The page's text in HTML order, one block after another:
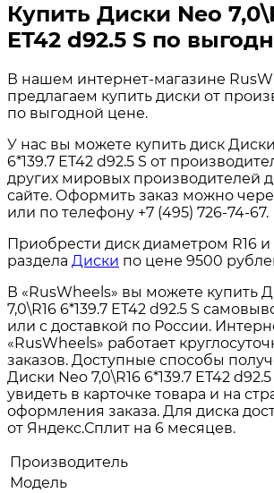
Купить Диски Neo
ET42 d92.5 S по
В нашем интернет-магазине
предлагаем купить диски от
по выгодной цене.
У нас вы можете купить диск
6*139.7 ET42 d92.5 S от
других мировых производителей
сайте. Оформить заказ можно
или по телефону +7 (495) 726-74-67.
Приобрести диск диаметром R16 и
раздела Диски по цене 9500
В «RusWheels» вы можете купить
7,0\R16 6*139.7 ET42 d92.5 S
или с доставкой по России.
«RusWheels» работает
заказов. Доступные способы
Диски Neo 7,0\R16 6*139.7 ET42
увидеть в карточке товара и на
оформления заказа. Для диска
от Яндекс.Сплит на 6 месяцев.
Производитель
Модель